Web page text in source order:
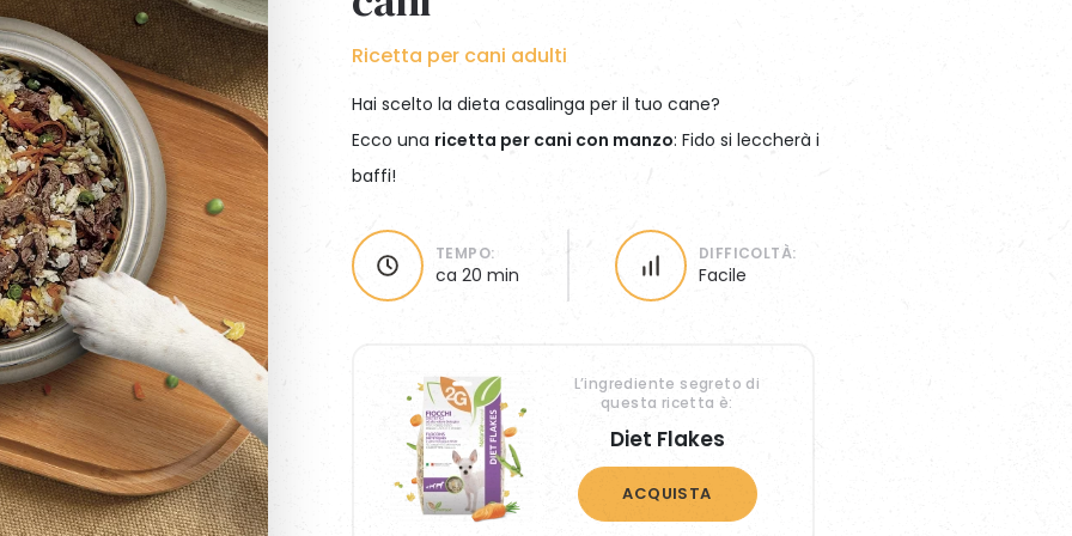
WaferFioc® Light
Diet Complete Fish
Diet Fish Herbs
Energy Mix
Wafer MixRicetta per cani adulti
Hai scelto la dieta casalinga per il tuo cane?
Ecco una ricetta per cani con manzo: Fido si leccherà i
baffi!
TEMPO:
ca 20 min
DIFFICOLTÀ:
Facile
L’ingrediente segreto di
questa ricetta è:
Diet Flakes
ACQUISTA